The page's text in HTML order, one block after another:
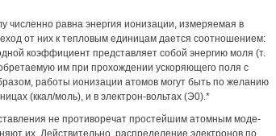
численно равна энергия ионизации, измеряемая в
от них к тепловым единицам дается соотноше­нием:
ко­эффициент представляет собой энергию мо­ля (т.
им при прохождении ускоряющего поля с
работы ионизации атомов могут быть по желанию
(ккал/моль), и в электрон-вольтах (Э0).*
не противоречат простейшим атомным моде­
их. Дей­ствительно, распределение электронов по